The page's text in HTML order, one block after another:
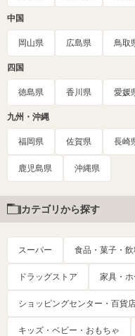
中国
岡山県 広島県 鳥取
四国
徳島県 香川県 愛媛
九州・沖縄
福岡県 佐賀県 長崎
鹿児島県 沖縄県
カテゴリから探す
スーパー 食品・菓子・
ドラッグストア 家具・
ショッピングセンター・百貨
キッズ・ベビー・おもちゃ